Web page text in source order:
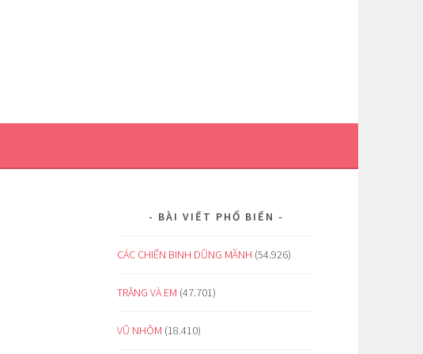
BÀI VIẾT PHỔ BIẾN
CÁC CHIẾN BINH DŨNG MÃNH (54.926)
TRĂNG VÀ EM (47.701)
VŨ NHÔM (18.410)